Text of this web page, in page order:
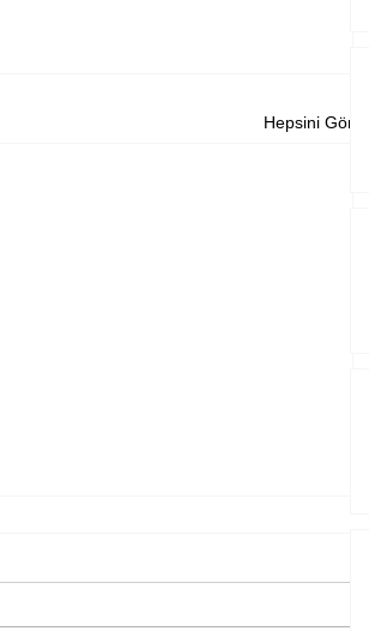
Hepsini Gör